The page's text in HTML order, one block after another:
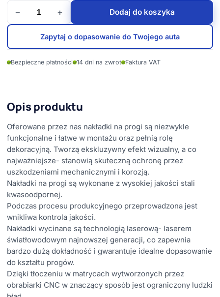
− + Dodaj do koszyka
Zapytaj o dopasowanie do Twojego auta
✓Bezpieczne płatności✓14 dni na zwrot✓Faktura VAT
Opis produktu
Oferowane przez nas nakładki na progi są niezwykle
funkcjonalne i łatwe w montażu oraz pełnią rolę
dekoracyjną. Tworzą ekskluzywny efekt wizualny, a co
najważniejsze- stanowią skuteczną ochronę przez
uszkodzeniami mechanicznymi i korozją.
Nakładki na progi są wykonane z wysokiej jakości stali
kwasoodpornej.
Podczas procesu produkcyjnego przeprowadzona jest
wnikliwa kontrola jakości.
Nakładki wycinane są technologią laserową- laserem
światłowodowym najnowszej generacji, co zapewnia
bardzo dużą dokładność i gwarantuje idealne dopasowanie
do kształtu progów.
Dzięki tłoczeniu w matrycach wytworzonych przez
obrabiarki CNC w znaczący sposób jest ograniczony ludzki